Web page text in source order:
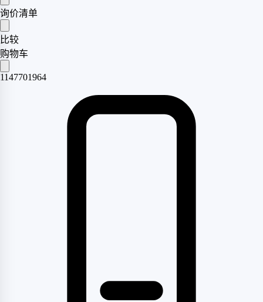
询价清单
比较
购物车
1147701964